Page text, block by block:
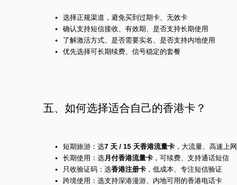
选择正规渠道，避免买到过期卡、无效卡
确认支持短信接收、有效期、是否支持长期使用
了解激活方式、是否需要实名、是否支持内地使用
优先选择可长期续费、信号稳定的套餐
五、如何选择适合自己的香港卡？
短期旅游：选7 天 / 15 天香港流量卡 ，大流量、高速上网
长期使用：选月付香港流量卡 ，可续费、支持通话短信
只收验证码：选香港注册卡 ，低成本、专注短信验证
跨境使用：选支持深港漫游、内地可用的香港电话卡